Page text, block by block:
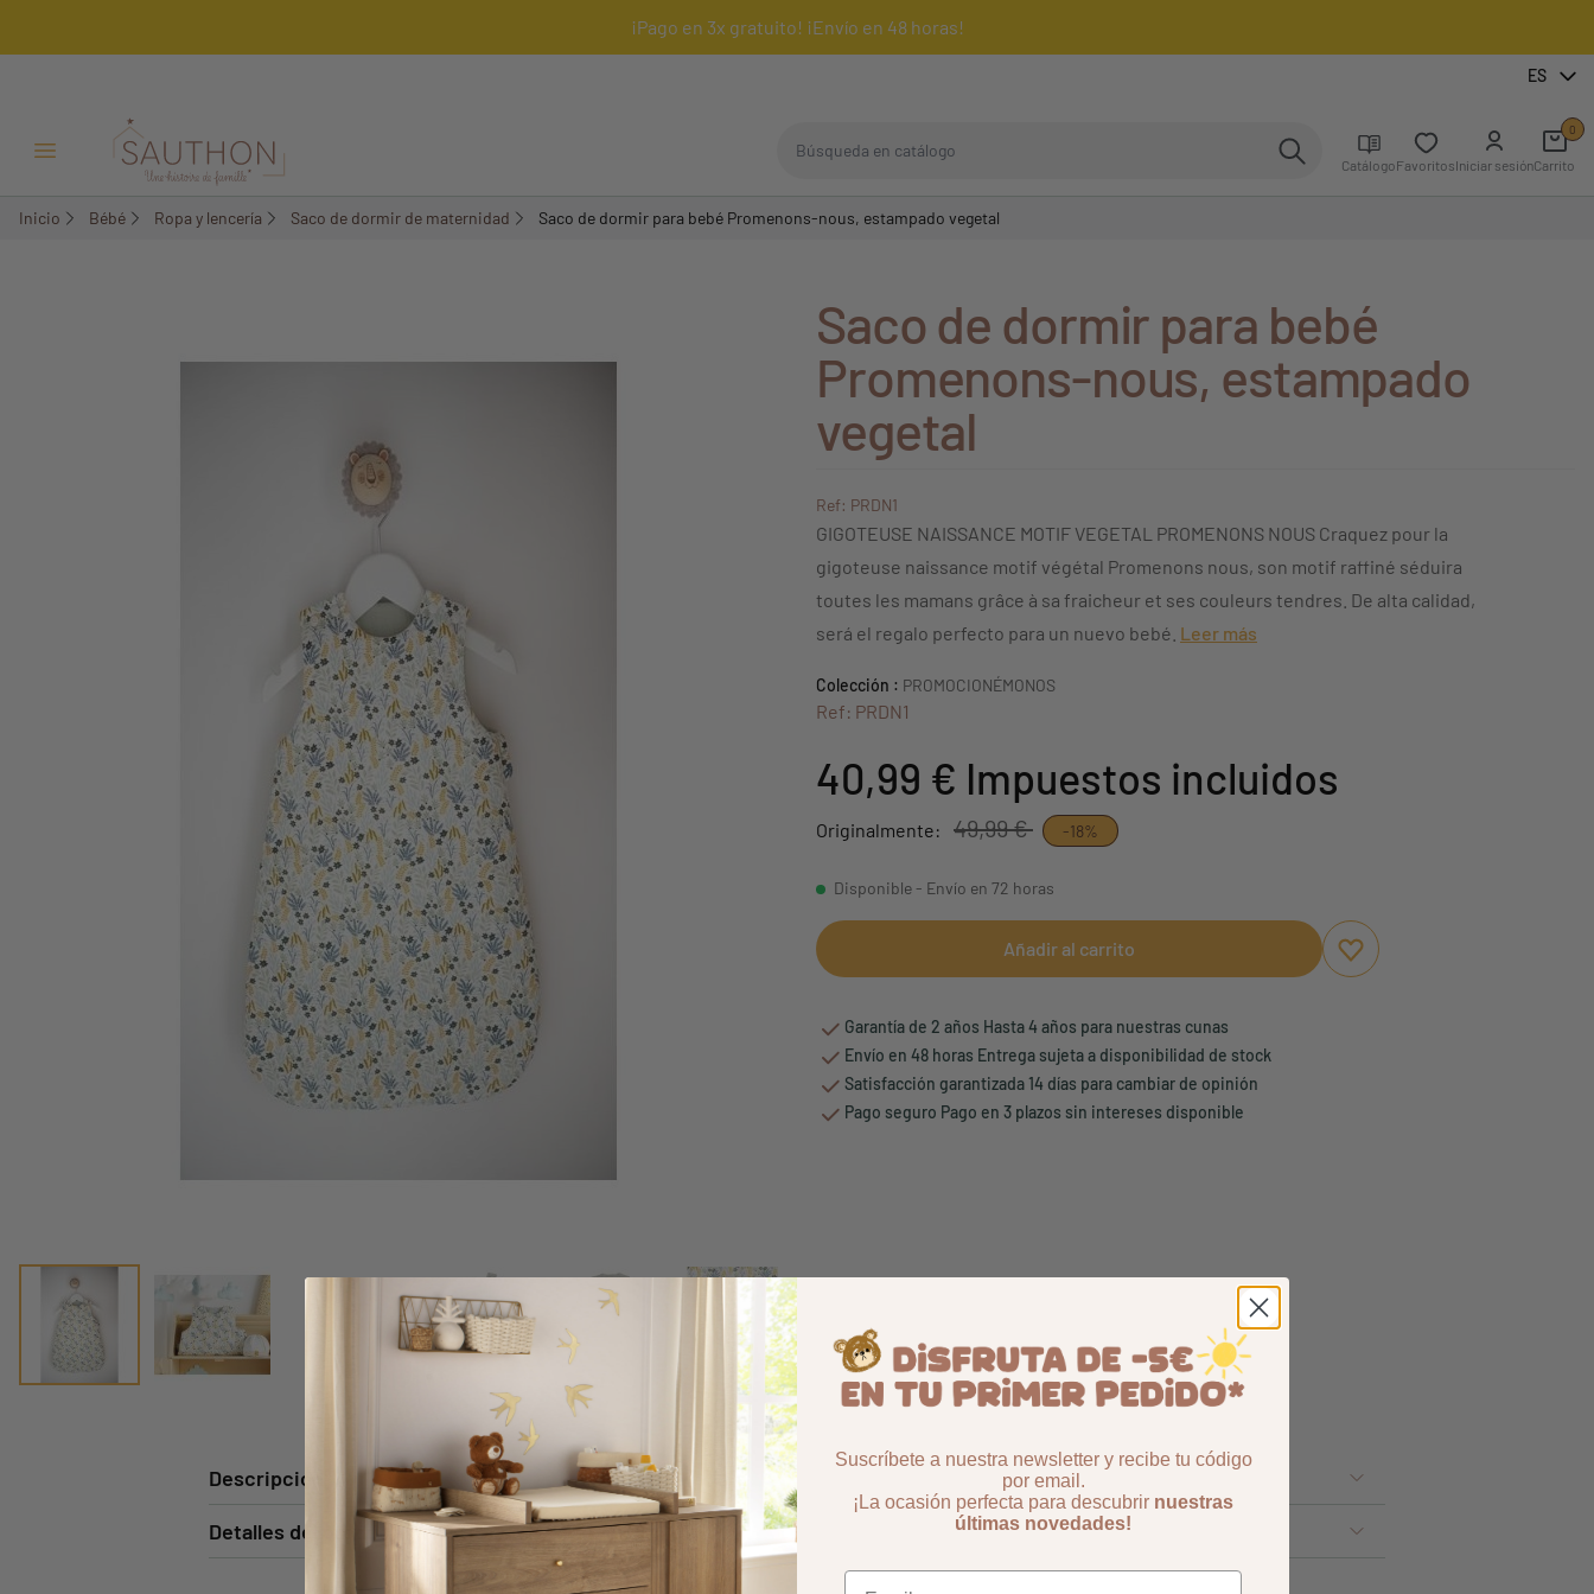
¡Pago en 3x gratuito! ¡Envío en 48 horas!
ES
Menú Abrir/Cerrar CatálogoFavoritosIniciar sesiónCarrito
0
Inicio Bébé Ropa y lencería Saco de dormir de maternidad Saco de dormir para bebé Promenons-nous, estampado vegetal
Saco de dormir para bebé
Promenons-nous, estampado
vegetal
Ref: PRDN1
GIGOTEUSE NAISSANCE MOTIF VEGETAL PROMENONS NOUS Craquez pour la
gigoteuse naissance motif végétal Promenons nous, son motif raffiné séduira
toutes les mamans grâce à sa fraicheur et ses couleurs tendres. De alta calidad,
será el regalo perfecto para un nuevo bebé. Leer más
Colección : PROMOCIONÉMONOS
Ref: PRDN1
40,99 € Impuestos incluidos
Originalmente: 49,99 € -18%
Disponible - Envío en 72 horas
Añadir al carrito
Aggiungi ai preferiti
borrar favoritos
Garantía de 2 años Hasta 4 años para nuestras cunas
Envío en 48 horas Entrega sujeta a disponibilidad de stock
Satisfacción garantizada 14 días para cambiar de opinión
Pago seguro Pago en 3 plazos sin intereses disponible
Descripción
Detalles del producto
Suscríbete a nuestra newsletter y recibe tu código
por email.
¡La ocasión perfecta para descubrir nuestras
últimas novedades!